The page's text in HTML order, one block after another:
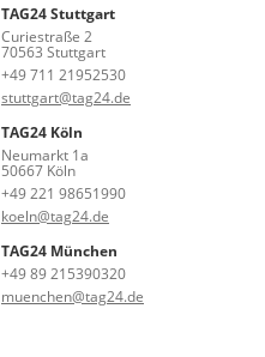
TAG24 Stuttgart
Curiestraße 2
70563 Stuttgart
+49 711 21952530
stuttgart@tag24.de
TAG24 Köln
Neumarkt 1a
50667 Köln
+49 221 98651990
koeln@tag24.de
TAG24 München
+49 89 215390320
muenchen@tag24.de